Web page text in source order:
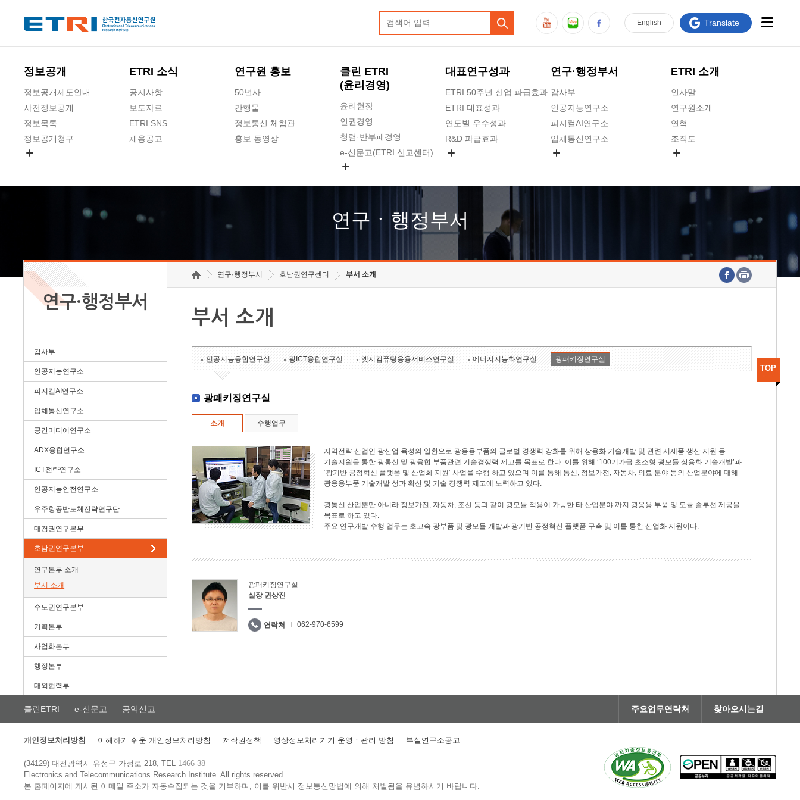
정보공개
정보공개제도안내
사전정보공개
정보목록
정보공개청구
ETRI 소식
공지사항
보도자료
ETRI SNS
채용공고
연구원 홍보
50년사
간행물
정보통신 체험관
홍보 동영상
클린 ETRI
(윤리경영)
윤리헌장
인권경영
청렴·반부패경영
e-신문고(ETRI 신고센터)
고객의소리
수의계약 현황
대표연구성과
ETRI 50주년 산업 파급효과
ETRI 대표성과
연도별 우수성과
R&D 파급효과
연구·행정부서
감사부
인공지능연구소
피지컬AI연구소
입체통신연구소
호남권연구본부
기획본부
ETRI 소개
인사말
연구원소개
연혁
조직도
연구원 고객헌장
주요업무연락처
English Translate
연구ㆍ행정부서
연구·행정부서
감사부
인공지능연구소
피지컬AI연구소
입체통신연구소
공간미디어연구소
ADX융합연구소
ICT전략연구소
인공지능안전연구소
우주항공반도체전략연구단
대경권연구본부
호남권연구본부
연구본부 소개
부서 소개
수도권연구본부
기획본부
사업화본부
행정본부
대외협력부
연구·행정부서 호남권연구센터 부서 소개
부서 소개
인공지능융합연구실 광ICT융합연구실 엣지컴퓨팅응용서비스연구실 에너지지능화연구실 광패키징연구실
광패키징연구실
소개 수행업무
지역전략 산업인 광산업 육성의 일환으로 광응용부품의 글로벌 경쟁력 강화를 위해 상용화 기술개발 및 관련 시제품 생산 지원 등
기술지원을 통한 광통신 및 광융합 부품관련 기술경쟁력 제고를 목표로 한다. 이를 위해 ‘100기가급 초소형 광모듈 상용화 기술개발’과
‘광기반 공정혁신 플랫폼 및 산업화 지원’ 사업을 수행 하고 있으며 이를 통해 통신, 정보가전, 자동차, 의료 분야 등의 산업분야에 대해
광응용부품 기술개발 성과 확산 및 기술 경쟁력 제고에 노력하고 있다.
광통신 산업뿐만 아니라 정보가전, 자동차, 조선 등과 같이 광모듈 적용이 가능한 타 산업분야 까지 광응용 부품 및 모듈 솔루션 제공을
목표로 하고 있다.
주요 연구개발 수행 업무는 초고속 광부품 및 광모듈 개발과 광기반 공정혁신 플랫폼 구축 및 이를 통한 산업화 지원이다.
광패키징연구실
실장 권상진
연락처 062-970-6599
TOP
클린ETRI e-신문고 공익신고 주요업무연락처 찾아오시는길
개인정보처리방침 이해하기 쉬운 개인정보처리방침 저작권정책 영상정보처리기기 운영ㆍ관리 방침 부설연구소공고
(34129) 대전광역시 유성구 가정로 218, TEL 1466-38
Electronics and Telecommunications Research Institute.All rights reserved.
본 홈페이지에 게시된 이메일 주소가 자동수집되는 것을 거부하며, 이를 위반시 정보통신망법에 의해 처벌됨을 유념하시기 바랍니다.